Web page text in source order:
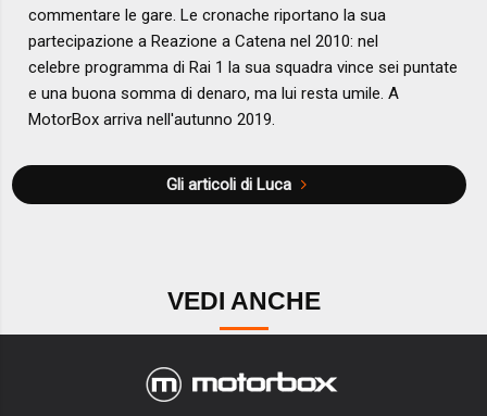
commentare le gare. Le cronache riportano la sua
partecipazione a Reazione a Catena nel 2010: nel
celebre programma di Rai 1 la sua squadra vince sei puntate
e una buona somma di denaro, ma lui resta umile. A
MotorBox arriva nell'autunno 2019.
Gli articoli di Luca
VEDI ANCHE